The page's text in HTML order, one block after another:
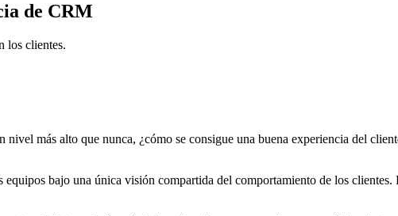
de CRM
los clientes.
nivel más alto que nunca, ¿cómo se consigue una buena experiencia del
bajo una única visión compartida del comportamiento de los